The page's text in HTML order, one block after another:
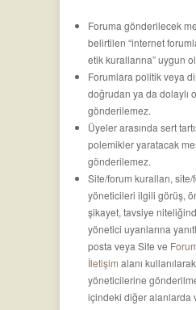
Foruma gönderilecek
belirtilen “internet
etik kurallarına” uygun
Forumlara politik veya
doğrudan ya da dolaylı
gönderilemez.
Üyeler arasında sert
polemikler yaratacak
gönderilemez.
Site/forum kuralları,
yöneticileri ilgili görüş,
şikayet, tavsiye
yönetici uyarılarına
posta veya Site ve
İletişim alanı
yöneticilerine
içindeki diğer alanlarda